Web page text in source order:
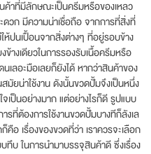
าที่มีลักษณะเป็นครีมหรือของเหลว
ดวก มีความน่าเชื่อถือ จากการที่สิ่งที่
ห้ปนเปื้อนจากสิ่งต่างๆ ที่อยู่รอบข้าง
ข้างเดียวในการรองรับเนื้อครีมหรือ
นเลอะมือเลยก็ยังได้ หากว่าสินค้าของ
มัยน่าใช้งาน ดังนั้นขวดปั้มจึงเป็นหนึ่ง
ป็นอย่างมาก แต่อย่างไรก็ดี รูปแบบ
ที่ต้องการใช้งานขวดปั้มบางทีก็ลังเล
คือ เรื่องของขวดที่ว่า เราควรจะเลือก
ทึบ ในการนำมาบรรจุสินค้าดี ซึ่งเรื่อง